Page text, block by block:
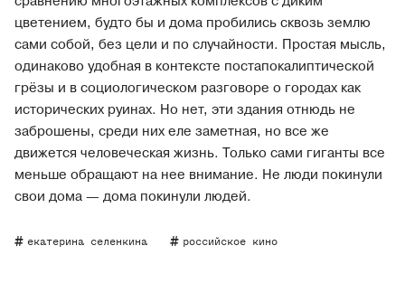
цветением, будто бы и дома пробились сквозь землю
сами собой, без цели и по случайности. Простая мысль,
одинаково удобная в контексте постапокалиптической
грёзы и в социологическом разговоре о городах как
исторических руинах. Но нет, эти здания отнюдь не
заброшены, среди них еле заметная, но все же
движется человеческая жизнь. Только сами гиганты все
меньше обращают на нее внимание. Не люди покинули
свои дома — дома покинули людей.
екатерина селенкина российское кино